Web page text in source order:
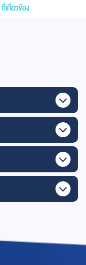
เกี่ยวข้อง